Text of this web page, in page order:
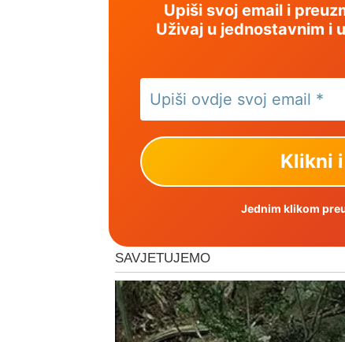
Upiši svoj email i
Uživaj u jednostavnim i
Jednim klikom